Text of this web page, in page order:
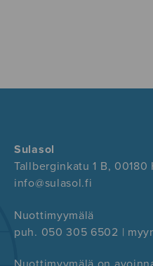
Sulasol
Tallberginkatu 1 B, 00180
info@sulasol.fi
Nuottimyymälä
puh. 050 305 6502 |